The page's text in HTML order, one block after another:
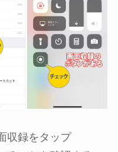
収録をタップ